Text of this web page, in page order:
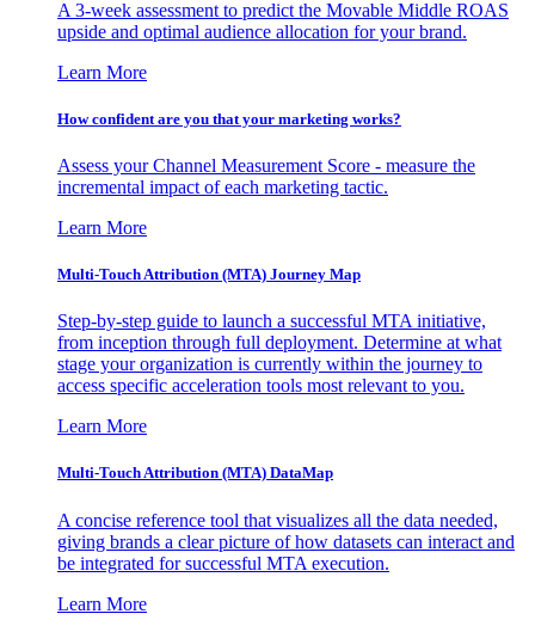
A 3-week assessment to predict the Movable Middle ROAS
upside and optimal audience allocation for your brand.
Learn More
How confident are you that your marketing works?
Assess your Channel Measurement Score - measure the
incremental impact of each marketing tactic.
Learn More
Multi-Touch Attribution (MTA) Journey Map
Step-by-step guide to launch a successful MTA initiative,
from inception through full deployment. Determine at what
stage your organization is currently within the journey to
access specific acceleration tools most relevant to you.
Learn More
Multi-Touch Attribution (MTA) DataMap
A concise reference tool that visualizes all the data needed,
giving brands a clear picture of how datasets can interact and
be integrated for successful MTA execution.
Learn More